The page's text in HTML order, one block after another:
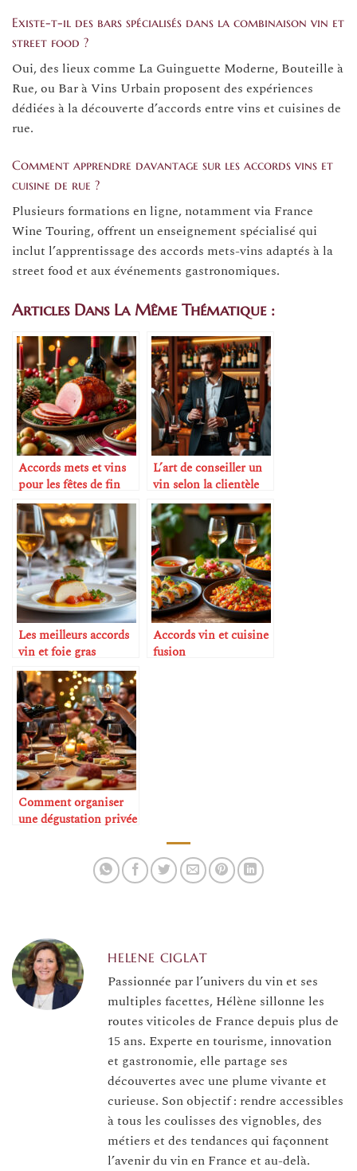
Existe-t-il des bars spécialisés dans la combinaison vin et
street food ?
Oui, des lieux comme La Guinguette Moderne, Bouteille à
Rue, ou Bar à Vins Urbain proposent des expériences
dédiées à la découverte d’accords entre vins et cuisines de
rue.
Comment apprendre davantage sur les accords vins et
cuisine de rue ?
Plusieurs formations en ligne, notamment via France
Wine Touring, offrent un enseignement spécialisé qui
inclut l’apprentissage des accords mets-vins adaptés à la
street food et aux événements gastronomiques.
Articles Dans La Même Thématique :
Accords mets et vins
pour les fêtes de fin
d’année
L’art de conseiller un
vin selon la clientèle
Les meilleurs accords
vin et foie gras
Accords vin et cuisine
fusion
Comment organiser
une dégustation privée
HELENE CIGLAT
Passionnée par l’univers du vin et ses
multiples facettes, Hélène sillonne les
routes viticoles de France depuis plus de
15 ans. Experte en tourisme, innovation
et gastronomie, elle partage ses
découvertes avec une plume vivante et
curieuse. Son objectif : rendre accessibles
à tous les coulisses des vignobles, des
métiers et des tendances qui façonnent
l’avenir du vin en France et au-delà.